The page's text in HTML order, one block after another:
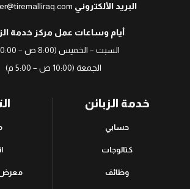
البريد الألكتروني
أيام وساعات عمل مركز خدمة
السبت – الخميس (8:00 ص – 10:00 م)
الجمعة (10:00 ص – 5:00 م)
خدمة الزبائن
حسابي
كتالوجات
وظائف معرض